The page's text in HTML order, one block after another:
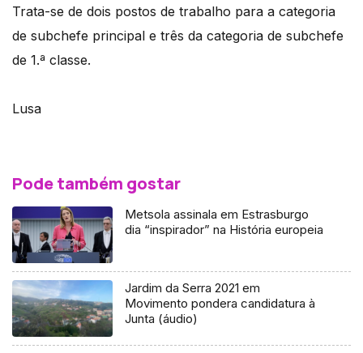
Trata-se de dois postos de trabalho para a categoria
de subchefe principal e três da categoria de subchefe
de 1.ª classe.
Lusa
Pode também gostar
Metsola assinala em Estrasburgo
dia “inspirador” na História europeia
Jardim da Serra 2021 em
Movimento pondera candidatura à
Junta (áudio)